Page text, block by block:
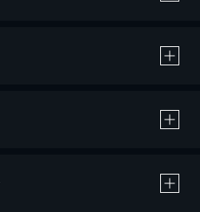
カード決済による作品の購入 / レンタルです。
購入 / レンタルは、20％のポイント還元です。